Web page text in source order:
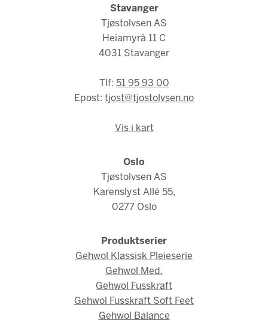
Stavanger
Tjøstolvsen AS
Heiamyrå 11 C
4031 Stavanger
Tlf: 51 95 93 00
Epost: tjost@tjostolvsen.no
Vis i kart
Oslo
Tjøstolvsen AS
Karenslyst Allé 55,
0277 Oslo
Produktserier
Gehwol Klassisk Pleieserie
Gehwol Med.
Gehwol Fusskraft
Gehwol Fusskraft Soft Feet
Gehwol Balance